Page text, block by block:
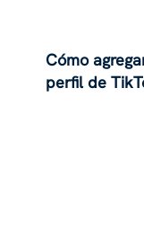
Cómo
perfil de